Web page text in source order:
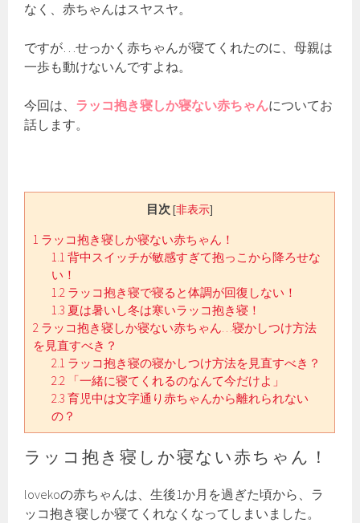
なく、赤ちゃんはスヤスヤ。
ですが…せっかく赤ちゃんが寝てくれたのに、母親は
一歩も動けないんですよね。
今回は、 ラッコ抱き寝しか寝ない赤ちゃんについてお
話します。
目次 [非表示]
1 ラッコ抱き寝しか寝ない赤ちゃん！
1.1 背中スイッチが敏感すぎて抱っこから降ろせな
い！
1.2 ラッコ抱き寝で寝ると体調が回復しない！
1.3 夏は暑いし冬は寒いラッコ抱き寝！
2 ラッコ抱き寝しか寝ない赤ちゃん…寝かしつけ方法
を見直すべき？
2.1 ラッコ抱き寝の寝かしつけ方法を見直すべき？
2.2 「一緒に寝てくれるのなんて今だけよ」
2.3 育児中は文字通り赤ちゃんから離れられない
の？
ラッコ抱き寝しか寝ない赤ちゃん！
lovekoの赤ちゃんは、生後1か月を過ぎた頃から、ラ
ッコ抱き寝しか寝てくれなくなってしまいました。